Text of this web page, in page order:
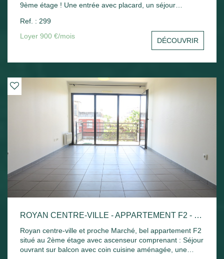
9ème étage ! Une entrée avec placard, un séjour
sud avec un aperçu mer, une cuisine indépendante, une
chambre avec placard, un bureau ou une chambre, salle
de bains et toilettes séparées. Une cave et une place de
Ref. : 299
Loyer 900 €/mois
DÉCOUVRIR
ROYAN CENTRE-VILLE - APPARTEMENT F2 - 42.52M²
Royan centre-ville et proche Marché, bel appartement F2
situé au 2ème étage avec ascenseur comprenant : Séjour
ouvrant sur balcon avec coin cuisine aménagée, une